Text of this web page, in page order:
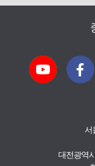
서
대전광역